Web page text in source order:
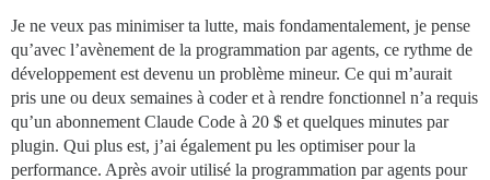
Je ne veux pas minimiser ta lutte, mais fondamentalement, je pense
qu’avec l’avènement de la programmation par agents, ce rythme de
développement est devenu un problème mineur. Ce qui m’aurait
pris une ou deux semaines à coder et à rendre fonctionnel n’a requis
qu’un abonnement Claude Code à 20 $ et quelques minutes par
plugin. Qui plus est, j’ai également pu les optimiser pour la
performance. Après avoir utilisé la programmation par agents pour